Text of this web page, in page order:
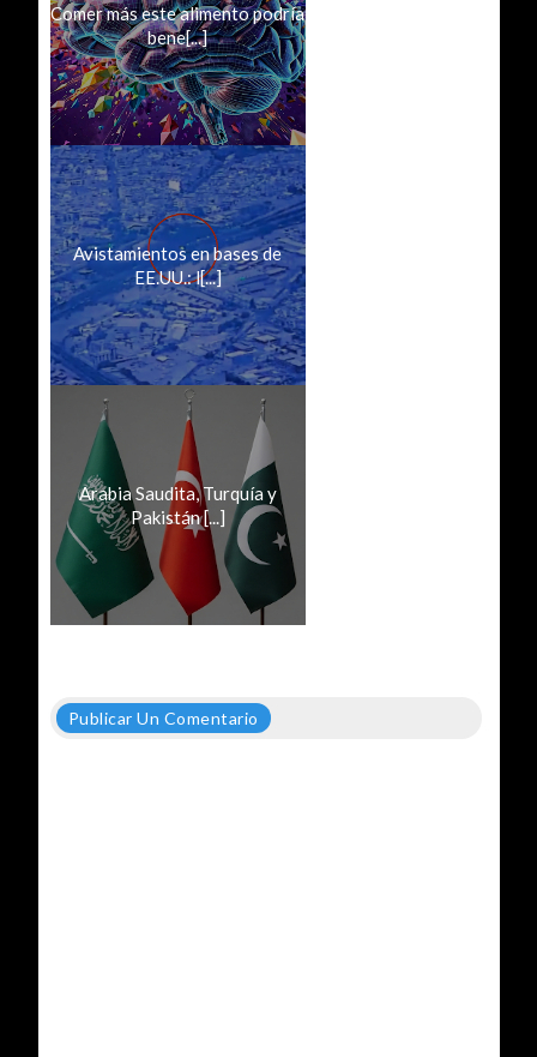
Comer más este alimento podría
bene[...]
Avistamientos en bases de
EE.UU.: l[...]
Arabia Saudita, Turquía y
Pakistán [...]
Publicar Un Comentario